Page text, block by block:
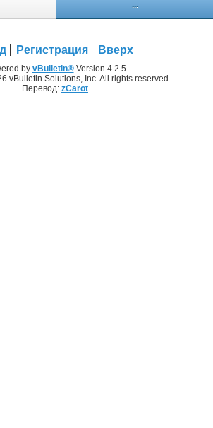
...
Регистрация Вверх
by vBulletin®Version 4.2.5
vBulletin Solutions, Inc. All rights reserved.
Перевод: zCarot